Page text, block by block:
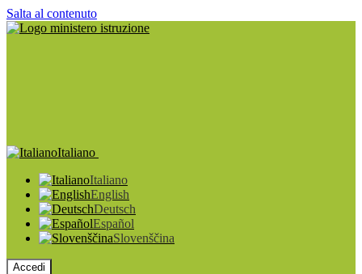
Salta al contenuto
Italiano
Italiano
English
Deutsch
Español
Slovenščina
Accedi